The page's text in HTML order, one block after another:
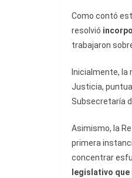
Como contó
resolvió
trabajaron
Inicialmente, la
Justicia,
Subsecretaría
Asimismo, la
primera
concentrar
legislativo